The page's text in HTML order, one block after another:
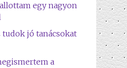
egy nagyon
tudok jó tanácsokat
a